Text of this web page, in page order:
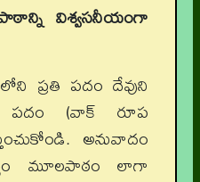
విశ్వసనీయంగా
ప్రతి పదం దేవుని
పదం (వాక్ రూప
అనువాదం
మూలపాఠం లాగా